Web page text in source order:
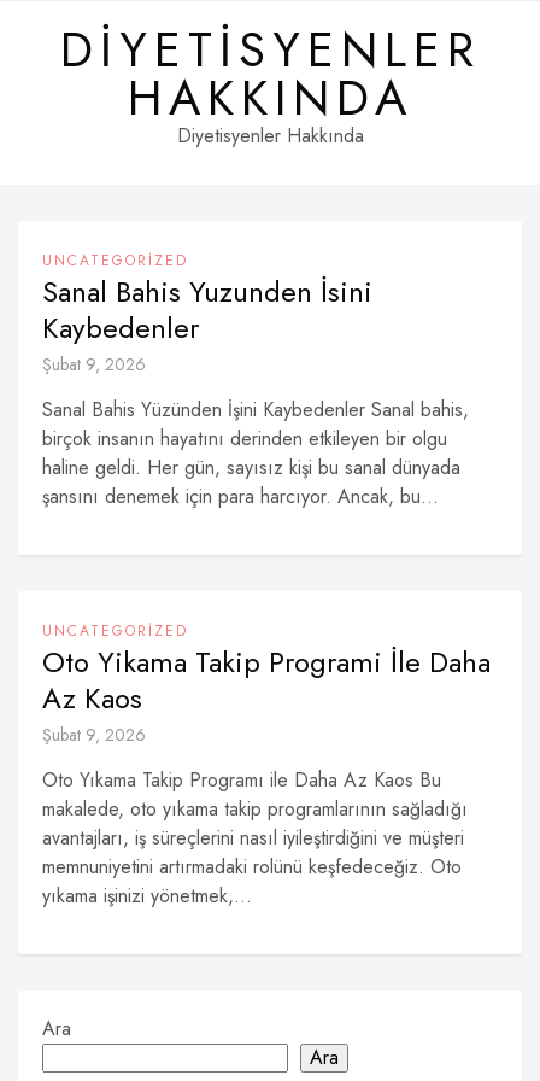
DIYETISYENLER
HAKKINDA
Diyetisyenler Hakkında
UNCATEGORIZED
Sanal Bahis Yuzunden İsini
Kaybedenler
Şubat 9, 2026
Sanal Bahis Yüzünden İşini Kaybedenler Sanal bahis,
birçok insanın hayatını derinden etkileyen bir olgu
haline geldi. Her gün, sayısız kişi bu sanal dünyada
şansını denemek için para harcıyor. Ancak, bu...
UNCATEGORIZED
Oto Yikama Takip Programi İle Daha
Az Kaos
Şubat 9, 2026
Oto Yıkama Takip Programı ile Daha Az Kaos Bu
makalede, oto yıkama takip programlarının sağladığı
avantajları, iş süreçlerini nasıl iyileştirdiğini ve müşteri
memnuniyetini artırmadaki rolünü keşfedeceğiz. Oto
yıkama işinizi yönetmek,...
Ara
Ara